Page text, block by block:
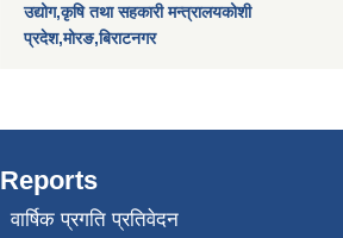
उद्योग,कृषि तथा सहकारी मन्त्रालयकोशी
प्रदेश,मोरङ,बिराटनगर
Reports
वार्षिक प्रगति प्रतिवेदन